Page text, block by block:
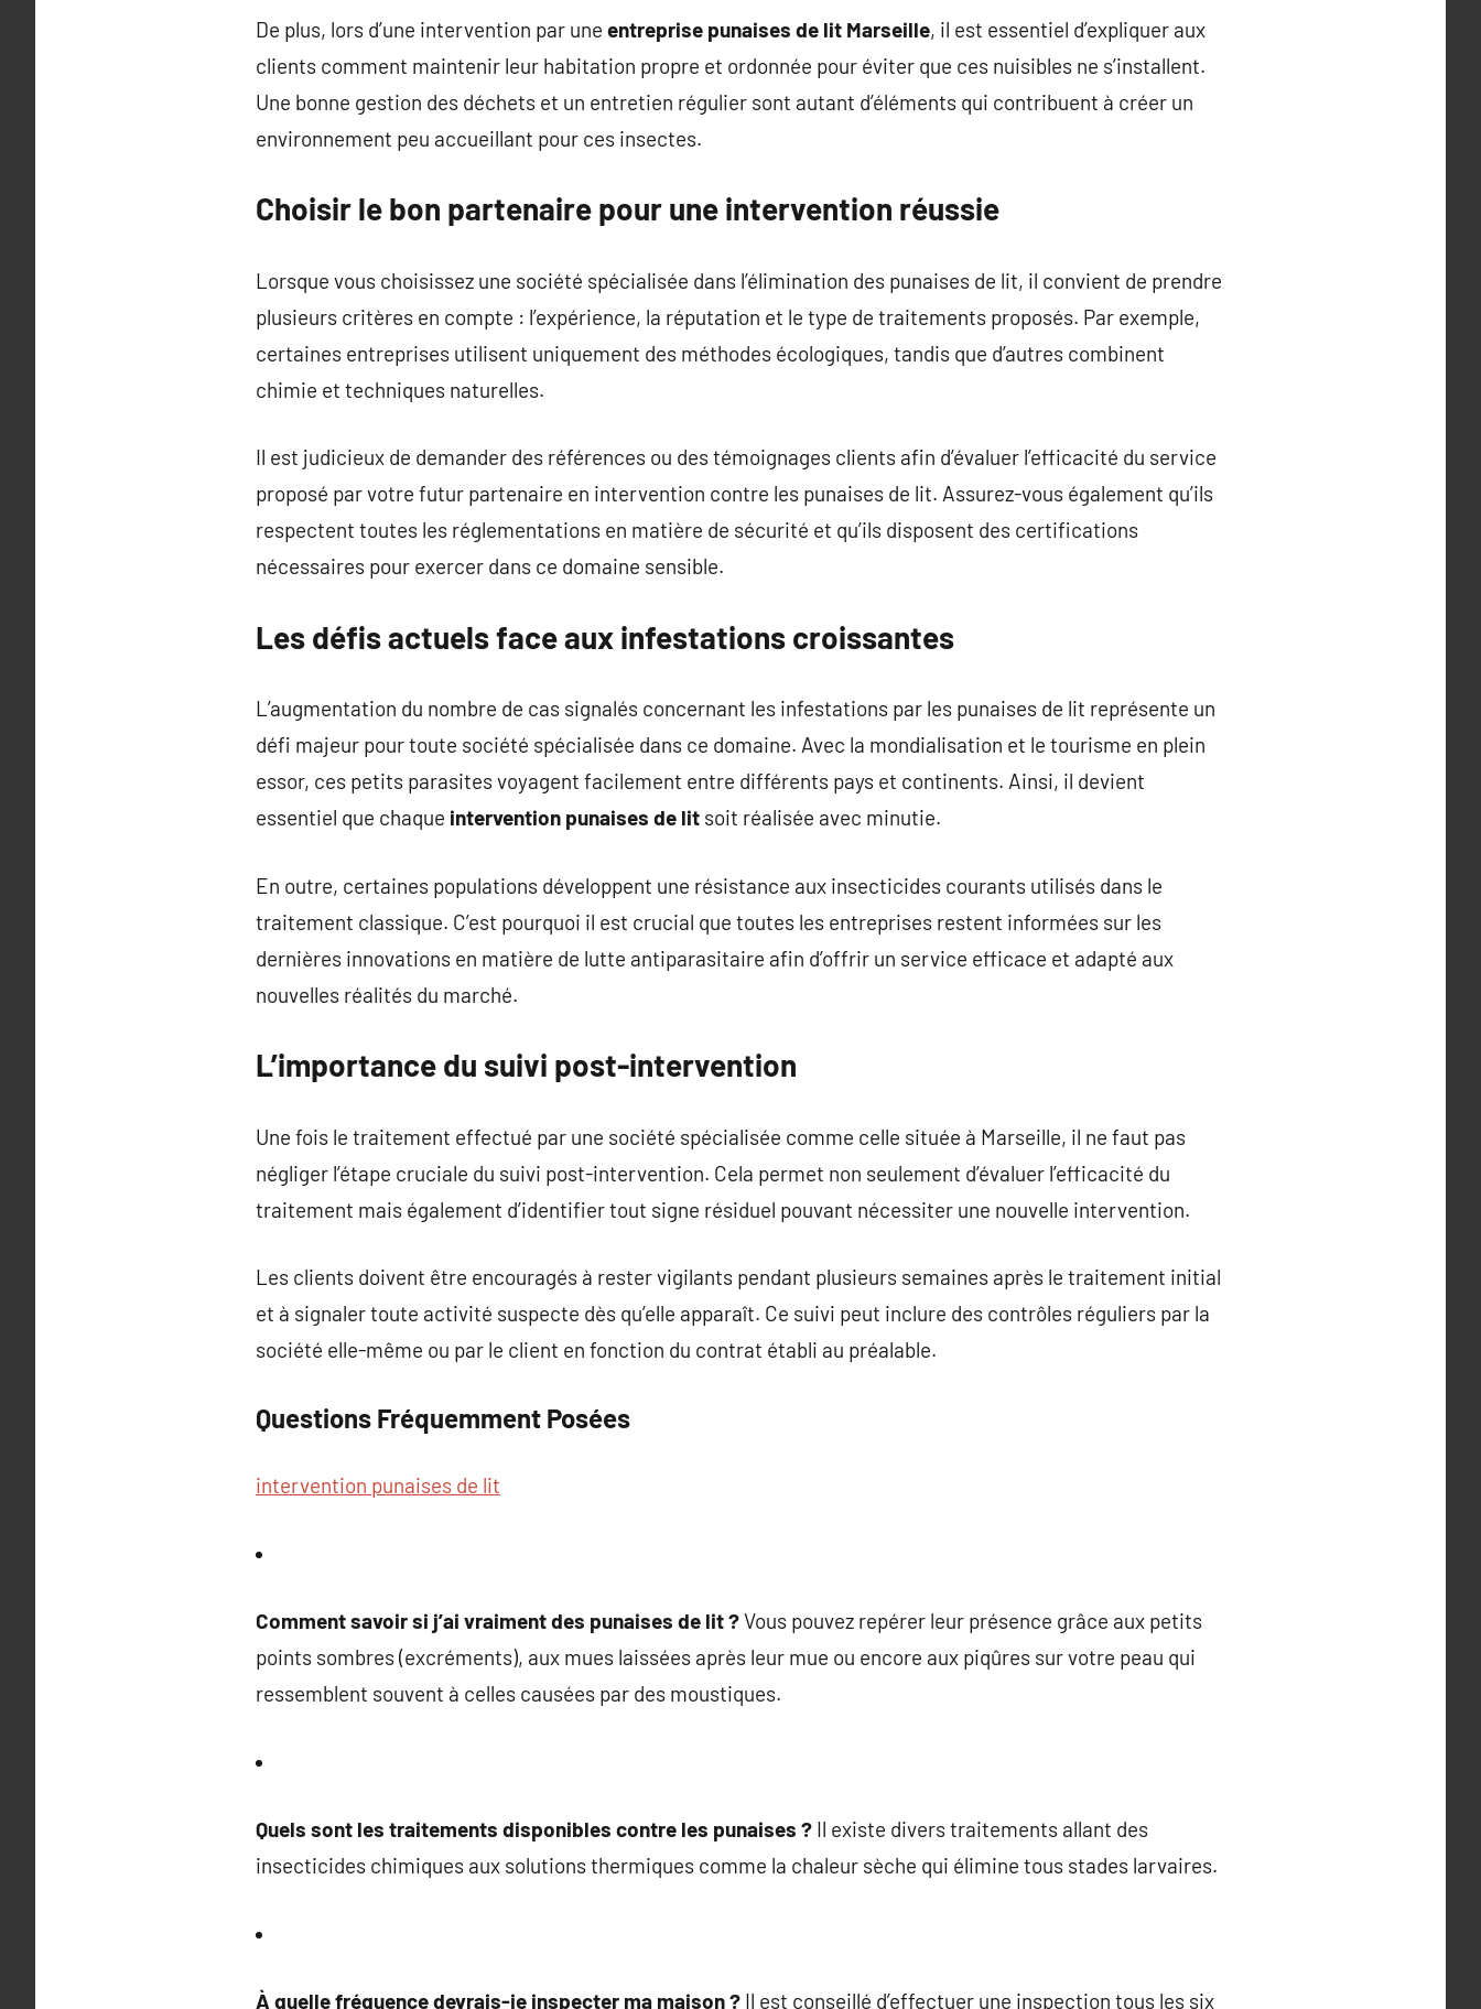
De plus, lors d’une intervention par une entreprise punaises de lit Marseille, il est essentiel d’expliquer aux
clients comment maintenir leur habitation propre et ordonnée pour éviter que ces nuisibles ne s’installent.
Une bonne gestion des déchets et un entretien régulier sont autant d’éléments qui contribuent à créer un
environnement peu accueillant pour ces insectes.
Choisir le bon partenaire pour une intervention réussie
Lorsque vous choisissez une société spécialisée dans l’élimination des punaises de lit, il convient de prendre
plusieurs critères en compte : l’expérience, la réputation et le type de traitements proposés. Par exemple,
certaines entreprises utilisent uniquement des méthodes écologiques, tandis que d’autres combinent
chimie et techniques naturelles.
Il est judicieux de demander des références ou des témoignages clients afin d’évaluer l’efficacité du service
proposé par votre futur partenaire en intervention contre les punaises de lit. Assurez-vous également qu’ils
respectent toutes les réglementations en matière de sécurité et qu’ils disposent des certifications
nécessaires pour exercer dans ce domaine sensible.
Les défis actuels face aux infestations croissantes
L’augmentation du nombre de cas signalés concernant les infestations par les punaises de lit représente un
défi majeur pour toute société spécialisée dans ce domaine. Avec la mondialisation et le tourisme en plein
essor, ces petits parasites voyagent facilement entre différents pays et continents. Ainsi, il devient
essentiel que chaque intervention punaises de lit soit réalisée avec minutie.
En outre, certaines populations développent une résistance aux insecticides courants utilisés dans le
traitement classique. C’est pourquoi il est crucial que toutes les entreprises restent informées sur les
dernières innovations en matière de lutte antiparasitaire afin d’offrir un service efficace et adapté aux
nouvelles réalités du marché.
L’importance du suivi post-intervention
Une fois le traitement effectué par une société spécialisée comme celle située à Marseille, il ne faut pas
négliger l’étape cruciale du suivi post-intervention. Cela permet non seulement d’évaluer l’efficacité du
traitement mais également d’identifier tout signe résiduel pouvant nécessiter une nouvelle intervention.
Les clients doivent être encouragés à rester vigilants pendant plusieurs semaines après le traitement initial
et à signaler toute activité suspecte dès qu’elle apparaît. Ce suivi peut inclure des contrôles réguliers par la
société elle-même ou par le client en fonction du contrat établi au préalable.
Questions Fréquemment Posées
intervention punaises de lit
Comment savoir si j’ai vraiment des punaises de lit ?Vous pouvez repérer leur présence grâce aux petits
points sombres (excréments), aux mues laissées après leur mue ou encore aux piqûres sur votre peau qui
ressemblent souvent à celles causées par des moustiques.
Quels sont les traitements disponibles contre les punaises ? Il existe divers traitements allant des
insecticides chimiques aux solutions thermiques comme la chaleur sèche qui élimine tous stades larvaires.
À quelle fréquence devrais-je inspecter ma maison ? Il est conseillé d’effectuer une inspection tous les six